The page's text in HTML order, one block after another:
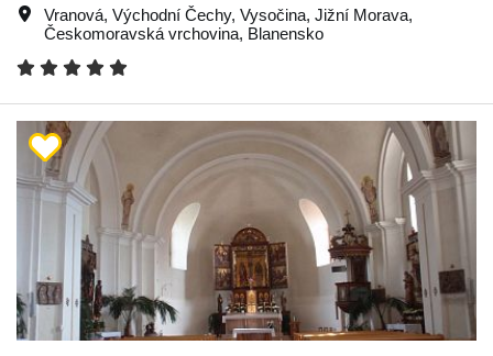
Vranová, Východní Čechy, Vysočina, Jižní Morava,
Českomoravská vrchovina, Blanensko